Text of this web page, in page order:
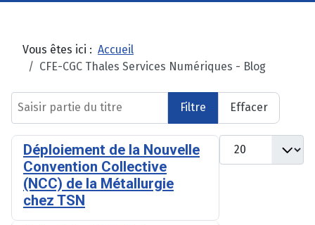
Vous êtes ici : Accueil
CFE-CGC Thales Services Numériques - Blog
Saisir partie du titre
Filtre Effacer
Afficher #
Déploiement de la Nouvelle
Convention Collective
(NCC) de la Métallurgie
chez TSN